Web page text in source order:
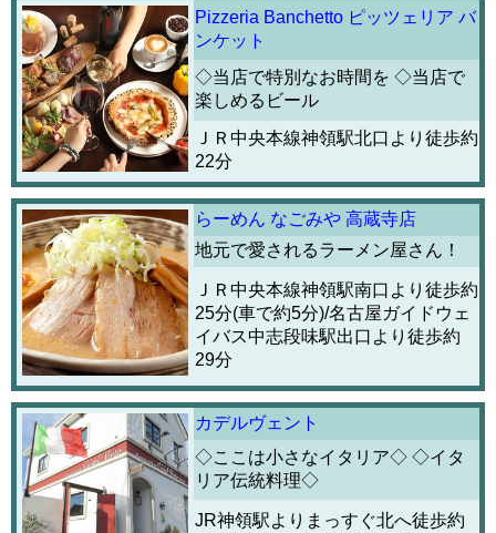
Pizzeria Banchetto ピッツェリア バ
ンケット
◇当店で特別なお時間を ◇当店で
楽しめるビール
ＪＲ中央本線神領駅北口より徒歩約
22分
らーめん なごみや 高蔵寺店
地元で愛されるラーメン屋さん！
ＪＲ中央本線神領駅南口より徒歩約
25分(車で約5分)/名古屋ガイドウェ
イバス中志段味駅出口より徒歩約
29分
カデルヴェント
◇ここは小さなイタリア◇ ◇イタ
リア伝統料理◇
JR神領駅よりまっすぐ北へ徒歩約